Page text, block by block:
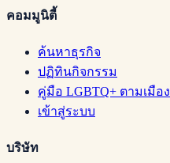
คอมมูนิตี้
ค้นหาธุรกิจ
ปฏิทินกิจกรรม
คู่มือ LGBTQ+ ตามเมือง
เข้าสู่ระบบ
บริษัท